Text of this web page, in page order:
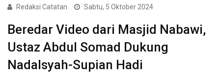
Redaksi Catatan Sabtu, 5 Oktober 2024
Beredar Video dari Masjid Nabawi,
Ustaz Abdul Somad Dukung
Nadalsyah-Supian Hadi